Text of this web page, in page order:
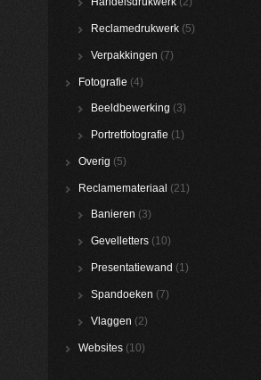
Reclamedrukwerk (5)
Verpakkingen (7)
Fotografie (4)
Beeldbewerking (3)
Portretfotografie (1)
Overig (5)
Reclamemateriaal (21)
Banieren (3)
Gevelletters (10)
Presentatiewand (1)
Spandoeken (7)
Vlaggen (2)
Websites (10)